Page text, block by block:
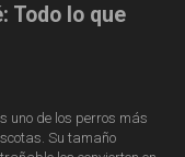
Todo lo que
uno de los perros más
Su tamaño